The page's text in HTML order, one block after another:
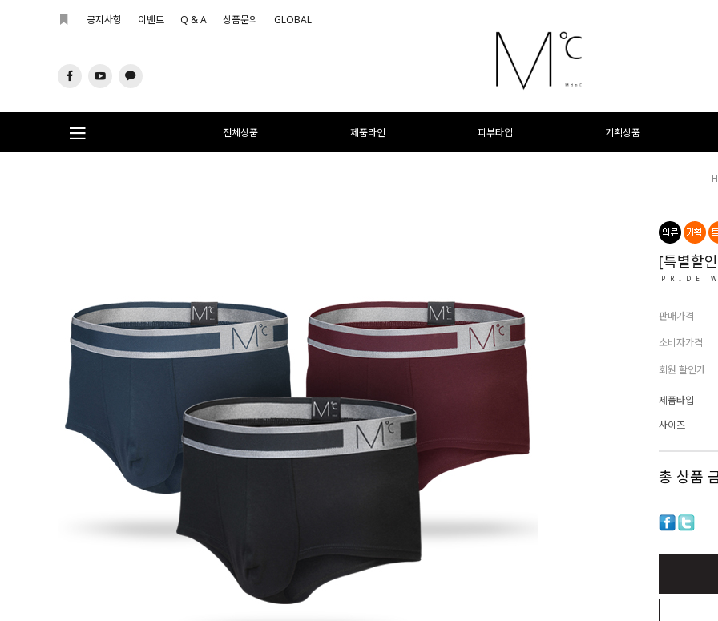
공지사항 이벤트 Q & A 상품문의 GLOBAL
전체상품 제품라인 피부타입 기획상품
[특별할
PRIDE
판매가격
소비자가격
회원 할인가
제품타입
사이즈
총 상품